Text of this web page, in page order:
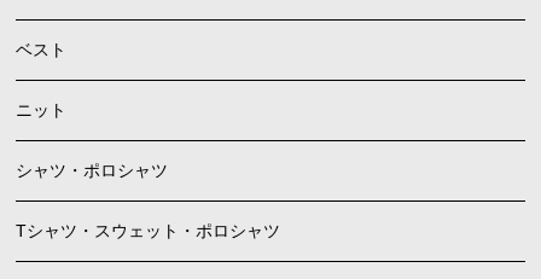
ベスト
ニット
シャツ・ポロシャツ
Tシャツ・スウェット・ポロシャツ